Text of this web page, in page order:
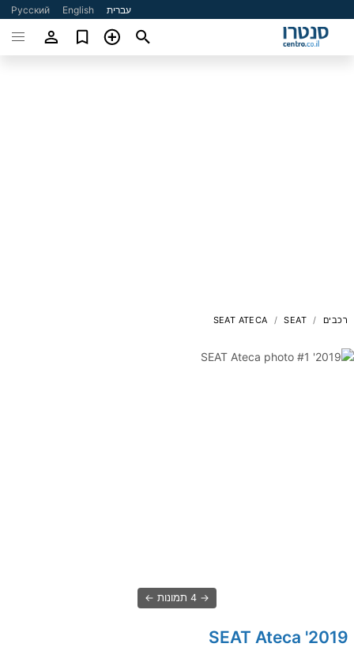
עברית English
Русский
רכבים SEAT
SEAT ATECA
4 תמונות
2019' SEAT Ateca